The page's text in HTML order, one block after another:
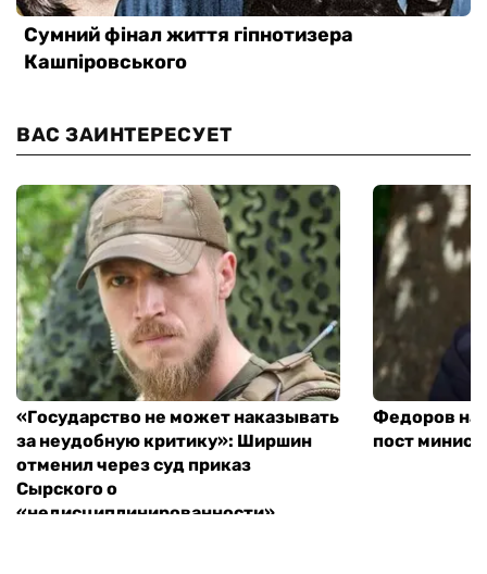
ВАС ЗАИНТЕРЕСУЕТ
«Государство не может наказывать
за неудобную критику»: Ширшин
отменил через суд приказ
Сырского о
«недисциплинированности»
Федоров
пост